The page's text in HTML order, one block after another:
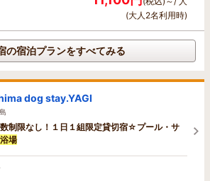
(大人2名利用時)
の宿泊プランをすべてみる
dog stay.YAGI
制限なし！１日１組限定貸切宿☆プール・サ
場